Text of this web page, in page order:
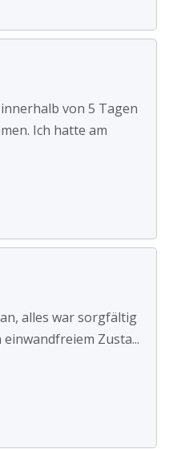
von 5 Tagen
Ich hatte am
alles war sorgfältig
Zusta...